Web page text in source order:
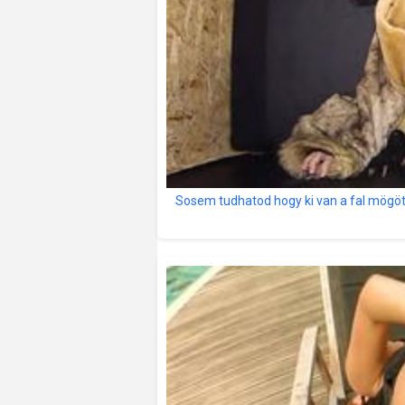
Sosem tudhatod hogy ki van a fal